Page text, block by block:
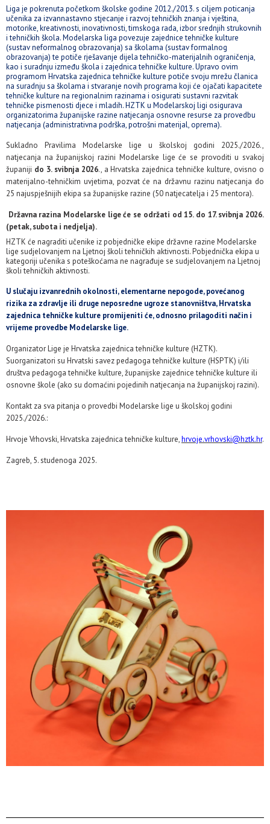
Liga je pokrenuta početkom školske godine 2012./2013. s ciljem poticanja
učenika za izvannastavno stjecanje i razvoj tehničkih znanja i vještina,
motorike, kreativnosti, inovativnosti, timskoga rada, izbor srednjih strukovnih
i tehničkih škola. Modelarska liga povezuje zajednice tehničke kulture
(sustav neformalnog obrazovanja) sa školama (sustav formalnog
obrazovanja) te potiče rješavanje dijela tehničko-materijalnih ograničenja,
kao i suradnju između škola i zajednica tehničke kulture. Upravo ovim
programom Hrvatska zajednica tehničke kulture potiče svoju mrežu članica
na suradnju sa školama i stvaranje novih programa koji će ojačati kapacitete
tehničke kulture na regionalnim razinama i osigurati sustavni razvitak
tehničke pismenosti djece i mladih. HZTK u Modelarskoj ligi osigurava
organizatorima županijske razine natjecanja osnovne resurse za provedbu
natjecanja (administrativna podrška, potrošni materijal, oprema).
Sukladno Pravilima Modelarske lige u školskoj godini 2025./2026.,
natjecanja na županijskoj razini Modelarske lige će se provoditi u svakoj
županiji do 3. svibnja 2026., a Hrvatska zajednica tehničke kulture, ovisno o
materijalno-tehničkim uvjetima, pozvat će na državnu razinu natjecanja do
25 najuspješnijih ekipa sa županijske razine (50 natjecatelja i 25 mentora).
Državna razina Modelarske lige će se održati od 15. do 17. svibnja 2026.
(petak, subota i nedjelja).
HZTK će nagraditi učenike iz pobjedničke ekipe državne razine Modelarske
lige sudjelovanjem na Ljetnoj školi tehničkih aktivnosti. Pobjednička ekipa u
kategoriji učenika s poteškoćama ne nagrađuje se sudjelovanjem na Ljetnoj
školi tehničkih aktivnosti.
U slučaju izvanrednih okolnosti, elementarne nepogode, povećanog
rizika za zdravlje ili druge neposredne ugroze stanovništva, Hrvatska
zajednica tehničke kulture promijeniti će, odnosno prilagoditi način i
vrijeme provedbe Modelarske lige.
Organizator Lige je Hrvatska zajednica tehničke kulture (HZTK).
Suorganizatori su Hrvatski savez pedagoga tehničke kulture (HSPTK) i/ili
društva pedagoga tehničke kulture, županijske zajednice tehničke kulture ili
osnovne škole (ako su domaćini pojedinih natjecanja na županijskoj razini).
Kontakt za sva pitanja o provedbi Modelarske lige u školskoj godini
2025./2026.:
Hrvoje Vrhovski, Hrvatska zajednica tehničke kulture,hrvoje.vrhovski@hztk.hr.
Zagreb, 5. studenoga 2025.